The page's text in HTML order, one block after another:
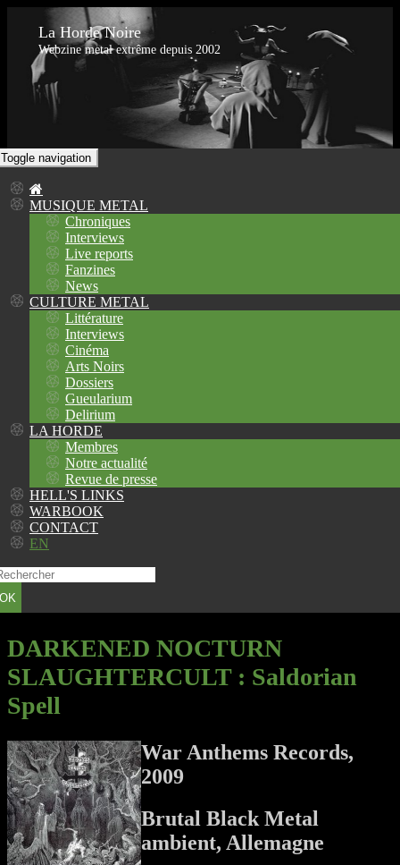
La Horde Noire
Webzine metal extrême depuis 2002
Toggle navigation
MUSIQUE METAL
Chroniques
Interviews
Live reports
Fanzines
News
CULTURE METAL
Littérature
Interviews
Cinéma
Arts Noirs
Dossiers
Gueularium
Delirium
LA HORDE
Membres
Notre actualité
Revue de presse
HELL'S LINKS
WARBOOK
CONTACT
EN
OK
DARKENED NOCTURN
SLAUGHTERCULT: Saldorian
Spell
War Anthems Records,
2009
Brutal Black Metal
ambient, Allemagne